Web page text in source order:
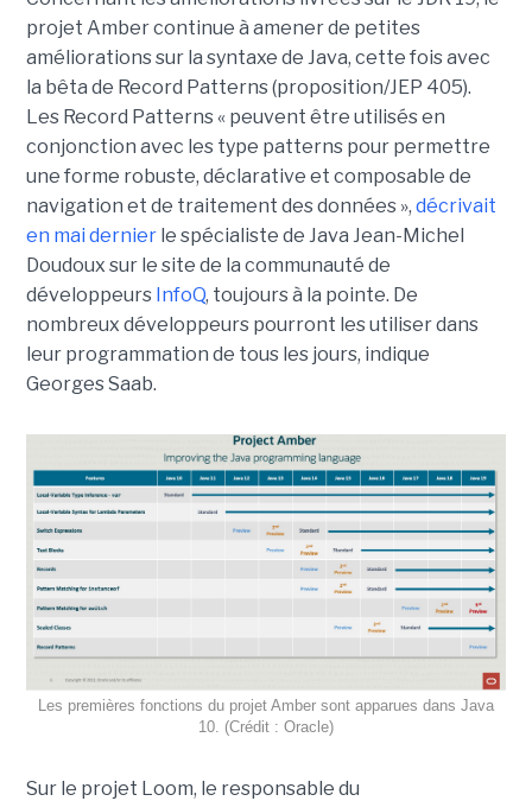
projet Amber continue à amener de petites
améliorations sur la syntaxe de Java, cette fois avec
la bêta de Record Patterns (proposition/JEP 405).
Les Record Patterns « peuvent être utilisés en
conjonction avec les type patterns pour permettre
une forme robuste, déclarative et composable de
navigation et de traitement des données », décrivait
en mai dernierle spécialiste de Java Jean-Michel
Doudoux sur le site de la communauté de
développeurs InfoQ, toujours à la pointe. De
nombreux développeurs pourront les utiliser dans
leur programmation de tous les jours, indique
Georges Saab.
Les premières fonctions du projet Amber sont apparues dans Java
10. (Crédit : Oracle)
Sur le projet Loom, le responsable du